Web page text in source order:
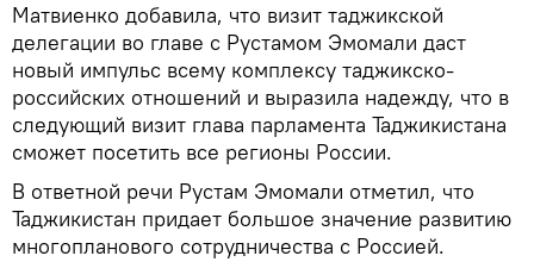
Матвиенко добавила, что визит таджикской
делегации во главе с Рустамом Эмомали даст
новый импульс всему комплексу таджикско-
российских отношений и выразила надежду, что в
следующий визит глава парламента Таджикистана
сможет посетить все регионы России.
В ответной речи Рустам Эмомали отметил, что
Таджикистан придает большое значение развитию
многопланового сотрудничества с Россией.